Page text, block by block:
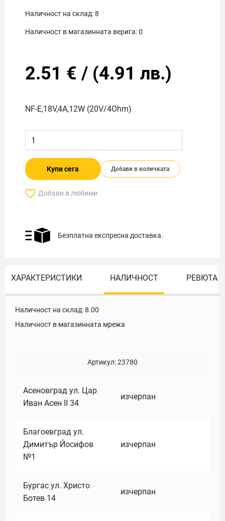
Наличност на склад:8
Наличност в магазинната верига:0
2.51 € / (4.91 лв.)
NF-E,18V,4A,12W (20V/4Ohm)
Купи сега Добави в количката
Добави в любими
Безплатна експресна доставка.
ХАРАКТЕРИСТИКИ НАЛИЧНОСТ РЕВЮТА
Наличност на склад:8.00
Наличност в магазинната мрежа
Артикул:23780
Асеновград ул. Цар
Иван Асен II 34
изчерпан
Благоевград ул.
Димитър Йосифов
№1
изчерпан
Бургас ул. Христо
Ботев 14
изчерпан